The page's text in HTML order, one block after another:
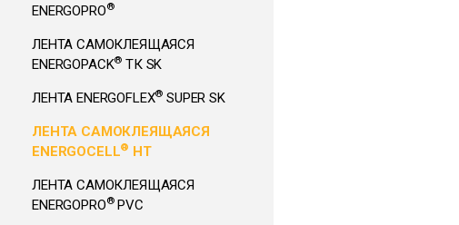
ENERGOPRO®
ЛЕНТА САМОКЛЕЯЩАЯСЯ
ENERGOPACK® ТК SK
ЛЕНТА ENERGOFLEX® SUPER SK
ЛЕНТА САМОКЛЕЯЩАЯСЯ
ENERGOCELL® HT
ЛЕНТА САМОКЛЕЯЩАЯСЯ
ENERGOPRO®PVC